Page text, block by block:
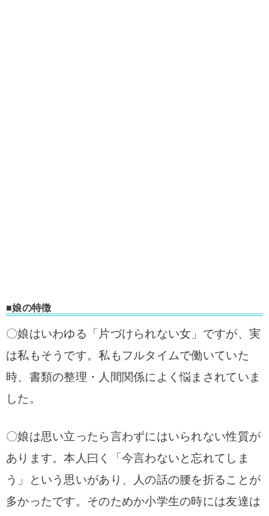
■娘の特徴
〇娘はいわゆる「片づけられない女」ですが、実
は私もそうです。私もフルタイムで働いていた
時、書類の整理・人間関係によく悩まされていま
した。
〇娘は思い立ったら言わずにはいられない性質が
あります。本人曰く「今言わないと忘れてしま
う」という思いがあり、人の話の腰を折ることが
多かったです。そのためか小学生の時には友達は